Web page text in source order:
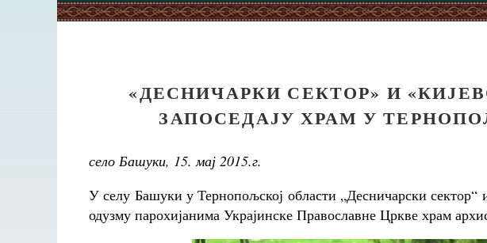
«ДЕСНИЧАРКИ СЕКТОР» И
ЗАПОСЕДАЈУ ХРАМ У
село Башуки, 15. мај 2015.г.
У селу Башуки у Тернопољској области „Десничарски сектор“
одузму парохијанима Украјинске Православне Цркве храм